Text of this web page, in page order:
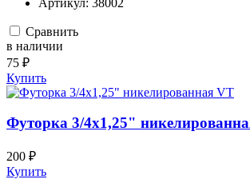
Сравнить
в наличии
75 ₽
Купить
Футорка 3/4х1,25"
200 ₽
Купить